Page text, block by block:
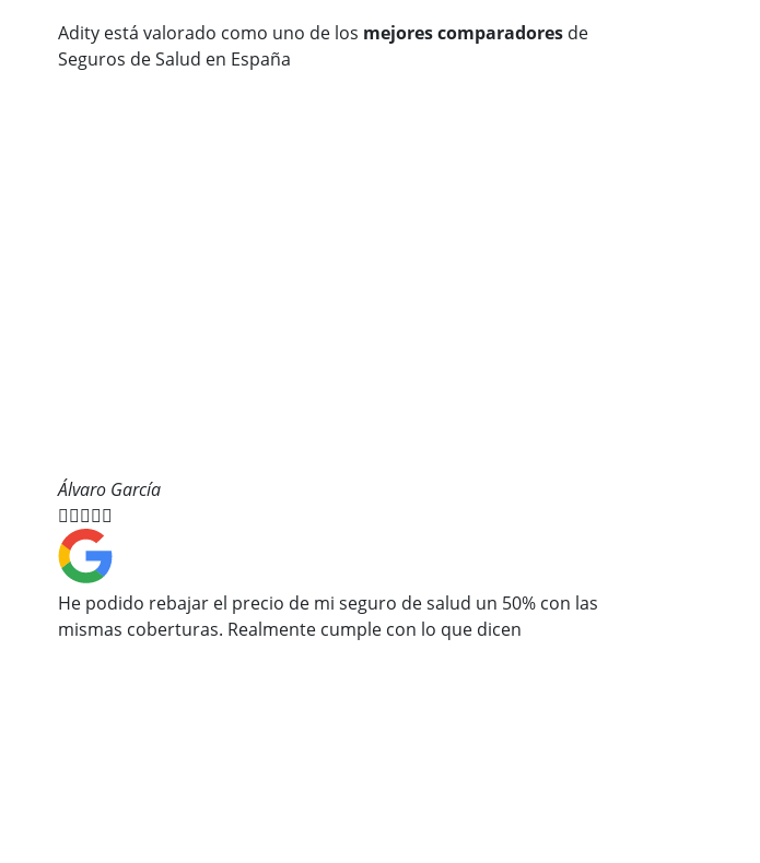
Adity está valorado como uno de los mejores comparadores de
Seguros de Salud en España
Álvaro García

He podido rebajar el precio de mi seguro de salud un 50% con las
mismas coberturas. Realmente cumple con lo que dicen